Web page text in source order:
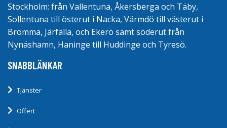
Stockholm: från Vallentuna, Åkersberga och Täby,
Sollentuna till österut i Nacka, Värmdö till västerut i
Bromma, Järfälla, och Ekerö samt söderut från
Nynäshamn, Haninge till Huddinge och Tyresö.
SNABBLÄNKAR
Tjänster
Offert